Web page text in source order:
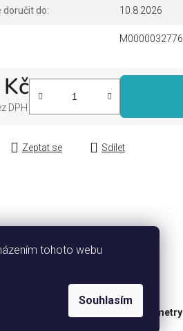
tohoto webu
Souhlasím
doručit do: 10.8.2026
M0000032776
DPH
Zeptat se Sdílet
pak
Jsem
Doplňkové parametry